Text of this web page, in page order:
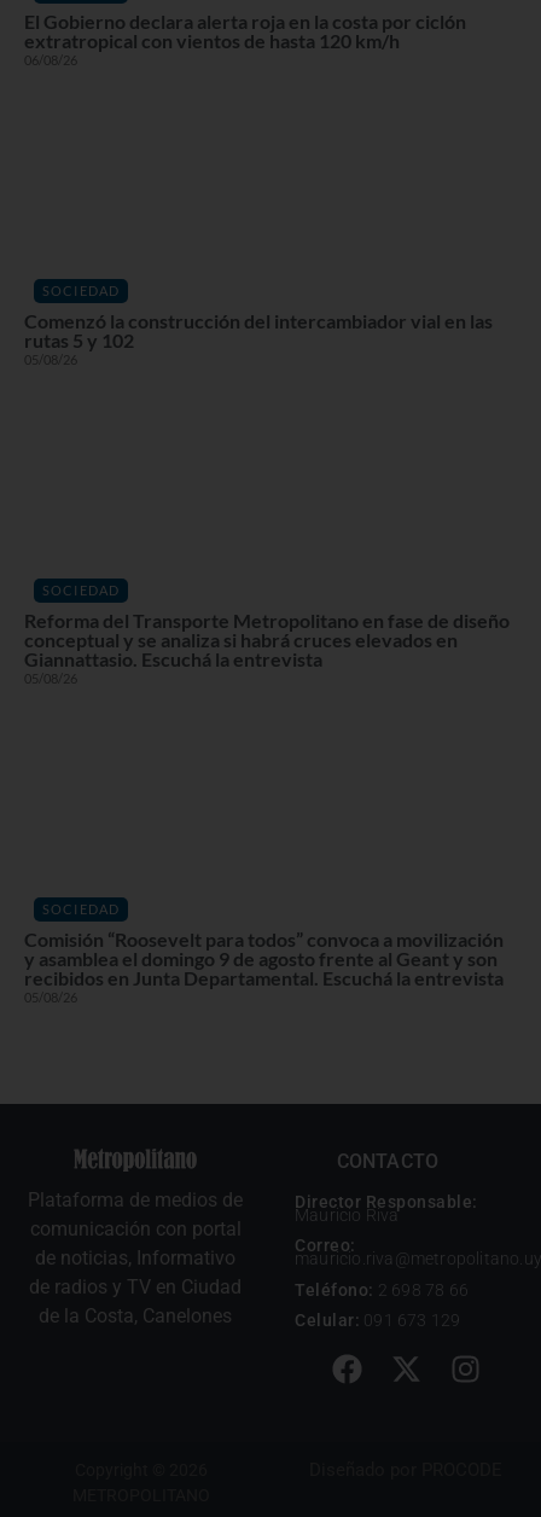
El Gobierno declara alerta roja en la costa por ciclón
extratropical con vientos de hasta 120 km/h
06/08/26
SOCIEDAD
Comenzó la construcción del intercambiador vial en las
rutas 5 y 102
05/08/26
SOCIEDAD
Reforma del Transporte Metropolitano en fase de diseño
conceptual y se analiza si habrá cruces elevados en
Giannattasio. Escuchá la entrevista
05/08/26
SOCIEDAD
Comisión “Roosevelt para todos” convoca a movilización
y asamblea el domingo 9 de agosto frente al Geant y son
recibidos en Junta Departamental. Escuchá la entrevista
05/08/26
Plataforma de medios de
comunicación con portal
de noticias, Informativo
de radios y TV en Ciudad
de la Costa, Canelones
CONTACTO
Director Responsable:
Mauricio Riva
Correo:
mauricio.riva@metropolitano.uy
Teléfono: 2 698 78 66
Celular: 091 673 129